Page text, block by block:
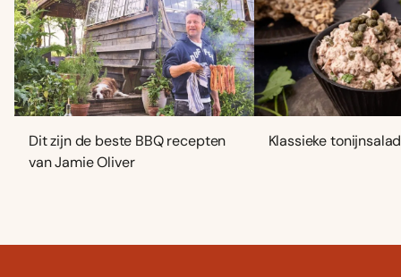
Dit zijn de beste BBQ recepten
van Jamie Oliver
Klassieke